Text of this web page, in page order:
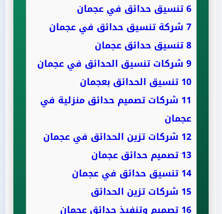
6تنسيق حدائق في عجمان
7 شركة تنسيق حدائق في عجمان
8تنسيق حدائق عجمان
9 شركات تنسيق الحدائق في عجمان
10 تنسيق الحدائق بعجمان
11 شركات تصميم حدائق منزلية في
عجمان
12 شركات تزين الحدائق في عجمان
13 تصميم حدائق عجمان
14 تنسيق حدائق في عجمان
15 شركات تزين الحدائق
16 تصميم وتنفيذ حدائق عجمان